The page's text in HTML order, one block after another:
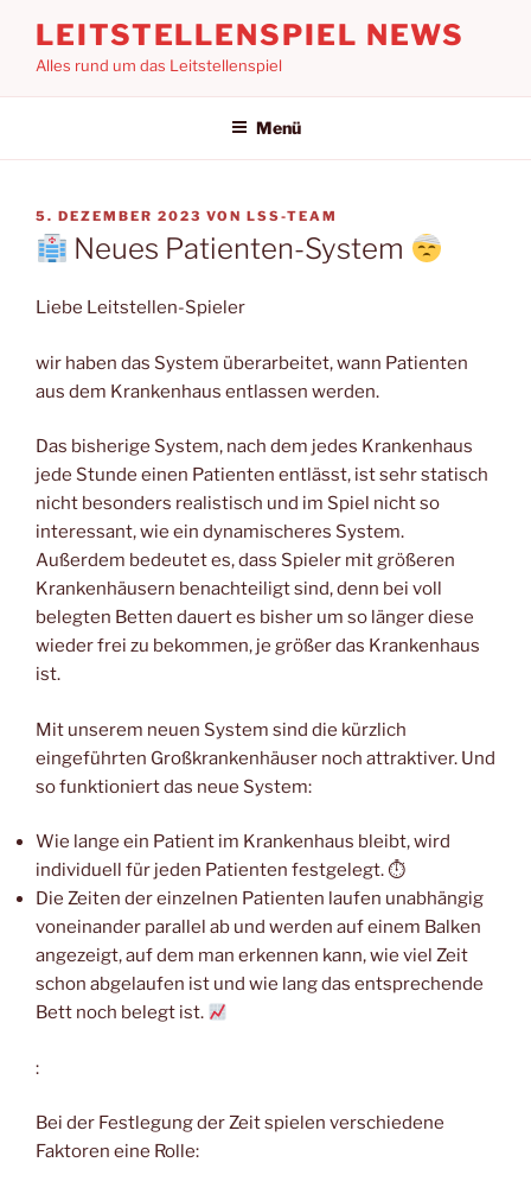
Inhalt
springen
LEITSTELLENSPIEL NEWS
Alles rund um das Leitstellenspiel
Menü
VERÖFFENTLICHT
AM
5. DEZEMBER 2023 VON LSS-TEAM
Neues Patienten-System
Liebe Leitstellen-Spieler
wir haben das System überarbeitet, wann Patienten
aus dem Krankenhaus entlassen werden.
Das bisherige System, nach dem jedes Krankenhaus
jede Stunde einen Patienten entlässt, ist sehr statisch
nicht besonders realistisch und im Spiel nicht so
interessant, wie ein dynamischeres System.
Außerdem bedeutet es, dass Spieler mit größeren
Krankenhäusern benachteiligt sind, denn bei voll
belegten Betten dauert es bisher um so länger diese
wieder frei zu bekommen, je größer das Krankenhaus
ist.
Mit unserem neuen System sind die kürzlich
eingeführten Großkrankenhäuser noch attraktiver. Und
so funktioniert das neue System:
Wie lange ein Patient im Krankenhaus bleibt, wird
individuell für jeden Patienten festgelegt. ⏱
Die Zeiten der einzelnen Patienten laufen unabhängig
voneinander parallel ab und werden auf einem Balken
angezeigt, auf dem man erkennen kann, wie viel Zeit
schon abgelaufen ist und wie lang das entsprechende
Bett noch belegt ist.
:
Bei der Festlegung der Zeit spielen verschiedene
Faktoren eine Rolle: